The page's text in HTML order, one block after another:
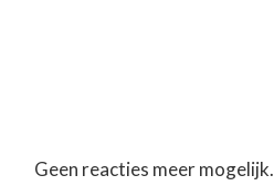
Geen reacties meer mogelijk.